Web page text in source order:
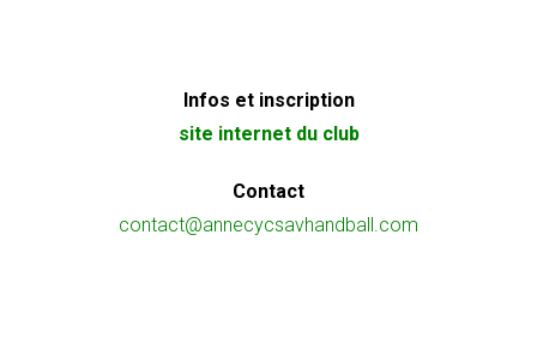
Infos et inscription
site internet du club
Contact
contact@annecycsavhandball.com